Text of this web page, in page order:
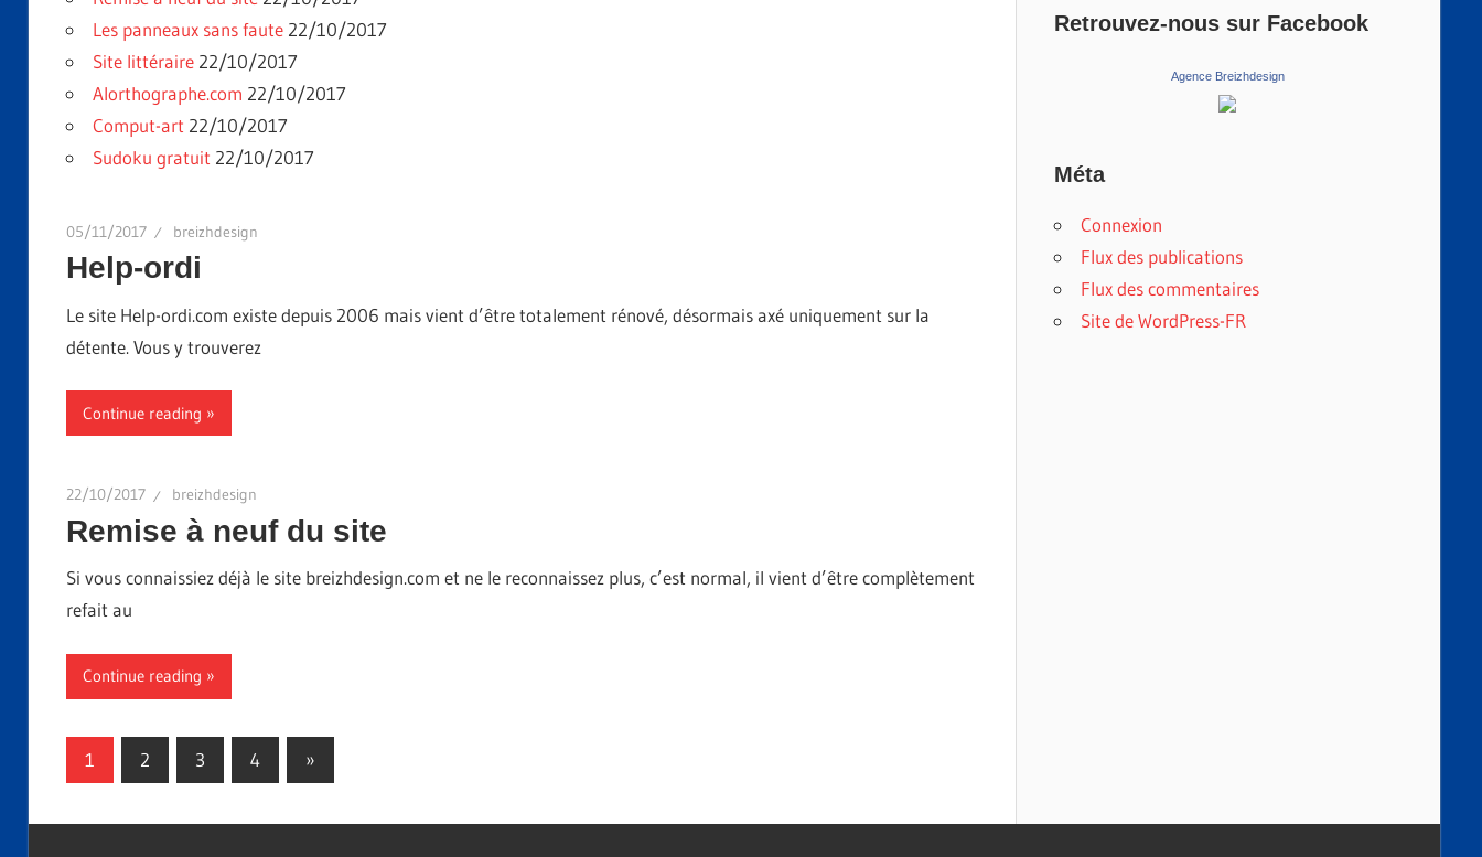
Les panneaux sans faute 22/10/2017
Site littéraire 22/10/2017
Alorthographe.com 22/10/2017
Comput-art 22/10/2017
Sudoku gratuit 22/10/2017
05/11/2017 breizhdesign
Help-ordi
Le site Help-ordi.com existe depuis 2006 mais vient d’être totalement rénové, désormais axé uniquement sur la
détente. Vous y trouverez
Continue reading
22/10/2017 breizhdesign
Remise à neuf du site
Si vous connaissiez déjà le site breizhdesign.com et ne le reconnaissez plus, c’est normal, il vient d’être complètement
refait au
Continue reading
Navigation
1 2 3 4
Next
Posts
»
Retrouvez-nous sur Facebook
Agence Breizhdesign
Méta
Connexion
Flux des publications
Flux des commentaires
Site de WordPress-FR